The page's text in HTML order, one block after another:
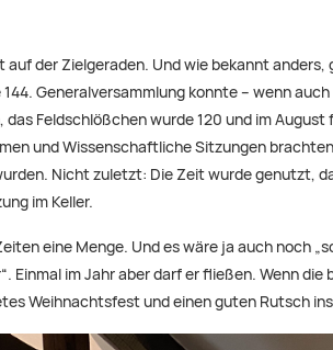
der Zielgeraden. Und wie bekannt anders,
Generalversammlung konnte – wenn
Feldschlößchen wurde 120 und im
und Wissenschaftliche Sitzungen
Nicht zuletzt: Die Zeit wurde genutzt,
im Keller.
eine Menge. Und es wäre ja auch noch
im Jahr aber darf er fließen. Wenn die
Weihnachtsfest und einen guten Rutsch